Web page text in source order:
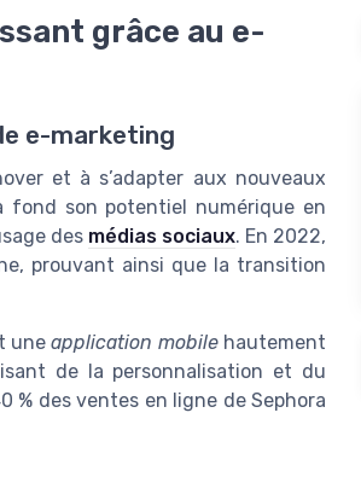
grâce au e-
e-marketing
et à s’adapter aux nouveaux
fond son potentiel numérique en
des médias sociaux. En 2022,
prouvant ainsi que la transition
uneapplication mobilehautement
de la personnalisation et du
% des ventes en ligne de Sephora